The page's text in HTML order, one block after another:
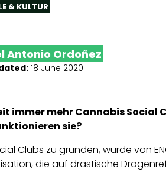
& KULTUR
Antonio Ordoñez
18 June 2020
immer mehr Cannabis Social
sie?
Clubs zu gründen, wurde von
die auf drastische